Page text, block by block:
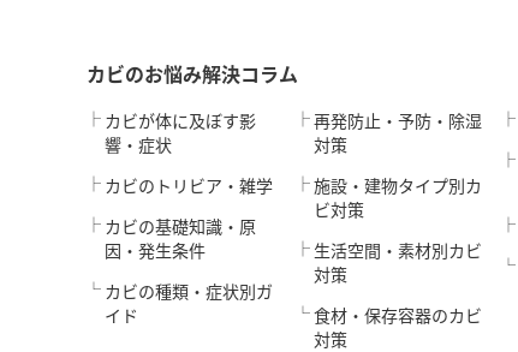
カビのお悩み解決コラム
カビが体に及ぼす影
響・症状
カビのトリビア・雑学
カビの基礎知識・原
因・発生条件
カビの種類・症状別ガ
イド
再発防止・予防・除湿
対策
施設・建物タイプ別カ
ビ対策
生活空間・素材別カビ
対策
食材・保存容器のカビ
対策